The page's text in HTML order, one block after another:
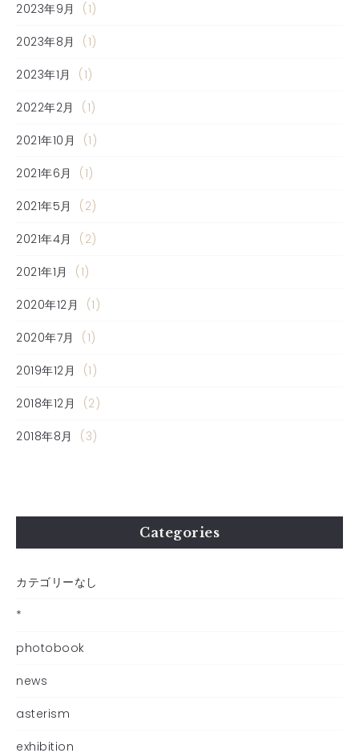
2023年9月 (1)
2023年8月 (1)
2023年1月 (1)
2022年2月 (1)
2021年10月 (1)
2021年6月 (1)
2021年5月 (2)
2021年4月 (2)
2021年1月 (1)
2020年12月 (1)
2020年7月 (1)
2019年12月 (1)
2018年12月 (2)
2018年8月 (3)
Categories
カテゴリーなし
*
photobook
news
asterism
exhibition